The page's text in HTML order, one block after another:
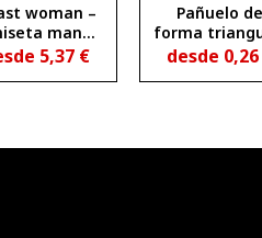
woman –
manga
mujer ocs
5,37 €
Pañuelo de
forma
JARANERO
desde 0,26